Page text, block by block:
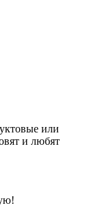
или
и любят